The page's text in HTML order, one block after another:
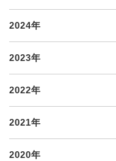
2024年
2023年
2022年
2021年
2020年